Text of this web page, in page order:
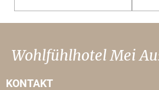
Wohlfühlhotel Mei
KONTAKT